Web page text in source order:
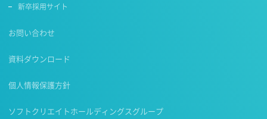
新卒採用サイト
お問い合わせ
資料ダウンロード
個人情報保護方針
ソフトクリエイトホールディングスグループ